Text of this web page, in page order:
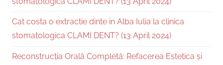
Cat costa o extractie dinte in Alba Iulia la clinica
stomatologica CLAMI DENT? (13 April 2024)
Reconstrucția Orală Completă: Refacerea Estetica și